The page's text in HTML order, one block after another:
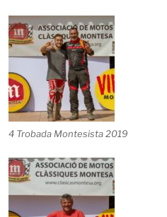
4 Trobada Montesista 2019